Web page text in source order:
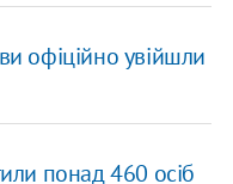
офіційно увійшли
понад 460 осіб